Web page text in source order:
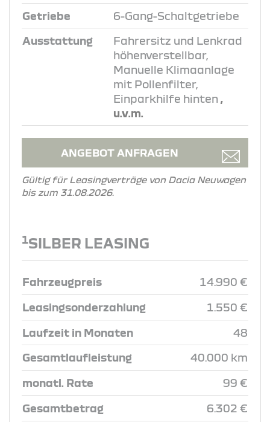
Getriebe 6-Gang-Schaltgetriebe
Ausstattung
Fahrersitz und Lenkrad
höhenverstellbar,
Manuelle Klimaanlage
mit Pollenfilter,
Einparkhilfe hinten ,
u.v.m.
ANGEBOT ANFRAGEN
Gültig für Leasingverträge von Dacia Neuwagen
bis zum 31.08.2026.
1SILBER LEASING
Fahrzeugpreis 14.990 €
Leasingsonderzahlung 1.550 €
Laufzeit in Monaten 48
Gesamtlaufleistung 40.000 km
monatl. Rate 99 €
Gesamtbetrag 6.302 €